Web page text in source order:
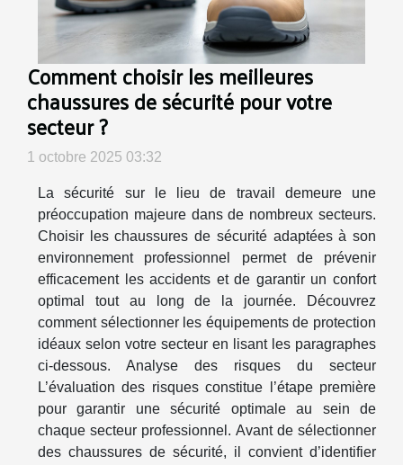
Comment choisir les meilleures
chaussures de sécurité pour votre
secteur ?
1 octobre 2025 03:32
La sécurité sur le lieu de travail demeure une
préoccupation majeure dans de nombreux secteurs.
Choisir les chaussures de sécurité adaptées à son
environnement professionnel permet de prévenir
efficacement les accidents et de garantir un confort
optimal tout au long de la journée. Découvrez
comment sélectionner les équipements de protection
idéaux selon votre secteur en lisant les paragraphes
ci-dessous. Analyse des risques du secteur
L’évaluation des risques constitue l’étape première
pour garantir une sécurité optimale au sein de
chaque secteur professionnel. Avant de sélectionner
des chaussures de sécurité, il convient d’identifier